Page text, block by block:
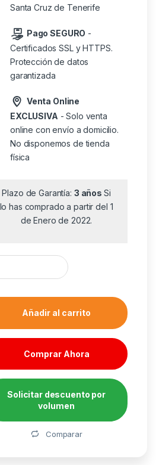
Santa Cruz de Tenerife
Pago SEGURO -
Certificados SSL y HTTPS.
Protección de datos
garantizada
Venta Online
EXCLUSIVA - Solo venta
online con envío a domicilio.
No disponemos de tienda
física
Plazo de Garantía: 3 años Si
lo has comprado a partir del 1
de Enero de 2022.
Grunkel TSP-MINISIZE/ 300W/
Añadir al carrito
Comprar Ahora
Solicitar descuento por
volumen
Comparar